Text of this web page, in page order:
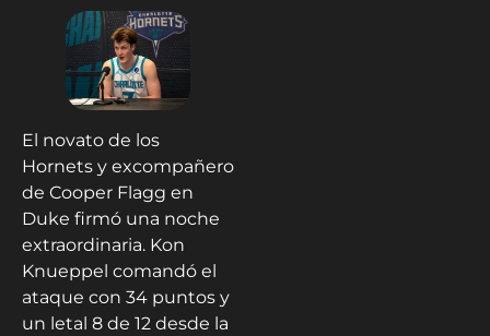
El novato de los
Hornets y excompañero
de Cooper Flagg en
Duke firmó una noche
extraordinaria. Kon
Knueppel comandó el
ataque con 34 puntos y
un letal 8 de 12 desde la